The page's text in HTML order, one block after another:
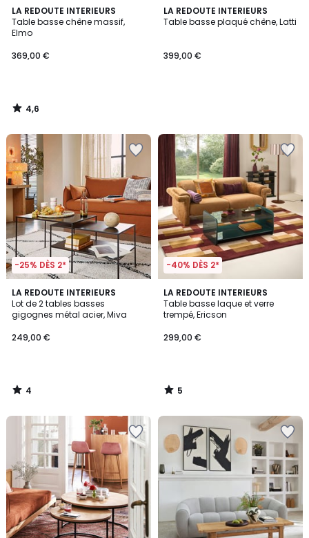
LA REDOUTE INTERIEURS
Table basse chêne massif,
Elmo
369,00 €
4,6
/ 5
4,6
/
LA REDOUTE INTERIEURS
Table basse plaqué chêne, Latti
399,00 €
-25% DÈS 2*
LA REDOUTE INTERIEURS
Lot de 2 tables basses
gigognes métal acier, Miva
249,00 €
4
/
5
4
/
-40% DÈS 2*
LA REDOUTE INTERIEURS
Table basse laque et verre
trempé, Ericson
299,00 €
5
/
5
5
/